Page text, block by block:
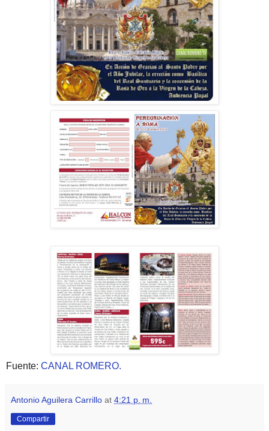
Fuente: CANAL ROMERO.
Antonio Aguilera Carrillo at 4:21 p. m.
Compartir